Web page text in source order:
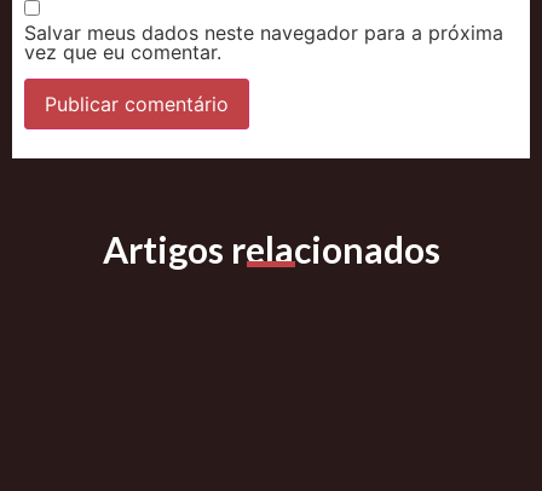
Salvar meus dados neste navegador para a próxima
vez que eu comentar.
Artigos relacionados